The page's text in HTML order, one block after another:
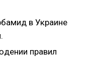
в Украине
правил